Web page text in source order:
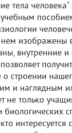
тела человека"
изображены
внутренние
о строении
и наглядным
не только
интересуется